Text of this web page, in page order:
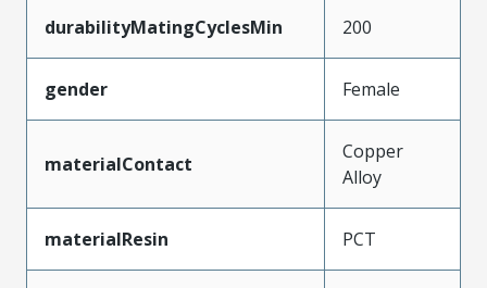
durabilityMatingCyclesMin 200
gender Female
materialContact
Copper
Alloy
materialResin PCT